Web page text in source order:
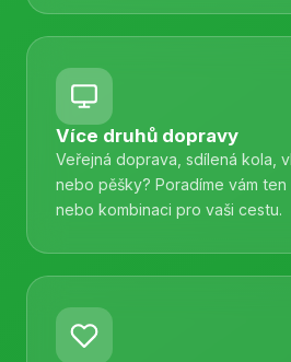
Více druhů dopravy
Veřejná doprava, sdílená kola,
nebo pěšky? Poradíme vám
nebo kombinaci pro vaši cestu.